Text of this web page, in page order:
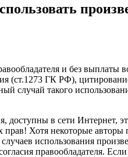
и без выплаты
(ст.1273 ГК РФ),
такого
в сети Интернет,
прав! Хотя некоторые авторы
использования
правообладателя.